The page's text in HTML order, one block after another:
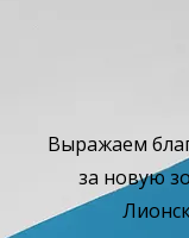
Выражаем
за новую